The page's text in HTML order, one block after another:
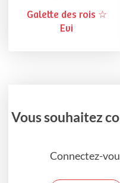
Galette des rois ☆
Evi
Vous souhaitez
Connectez-